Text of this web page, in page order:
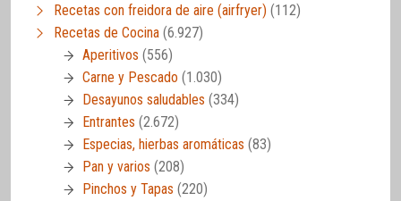
Recetas con freidora de aire (airfryer) (112)
Recetas de Cocina (6.927)
Aperitivos (556)
Carne y Pescado (1.030)
Desayunos saludables (334)
Entrantes (2.672)
Especias, hierbas aromáticas (83)
Pan y varios (208)
Pinchos y Tapas (220)